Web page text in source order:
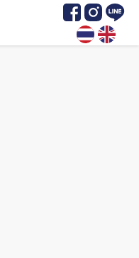
ImageImageImage